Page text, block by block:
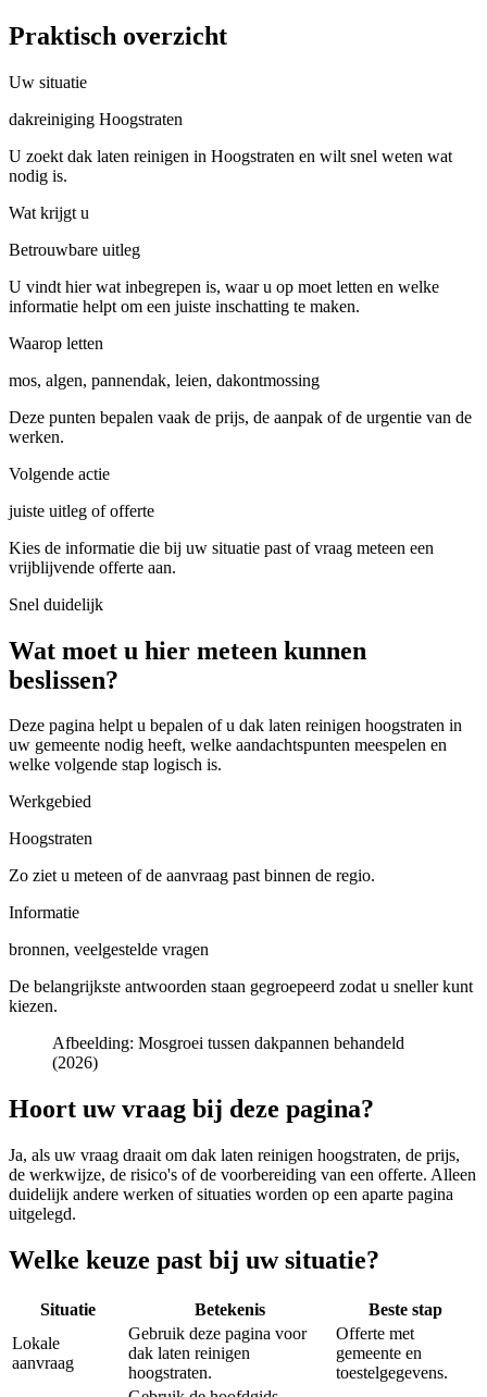
Praktisch overzicht
Uw situatie
dakreiniging Hoogstraten
U zoekt dak laten reinigen in Hoogstraten en wilt snel weten wat
nodig is.
Wat krijgt u
Betrouwbare uitleg
U vindt hier wat inbegrepen is, waar u op moet letten en welke
informatie helpt om een juiste inschatting te maken.
Waarop letten
mos, algen, pannendak, leien, dakontmossing
Deze punten bepalen vaak de prijs, de aanpak of de urgentie van de
werken.
Volgende actie
juiste uitleg of offerte
Kies de informatie die bij uw situatie past of vraag meteen een
vrijblijvende offerte aan.
Snel duidelijk
Wat moet u hier meteen kunnen
beslissen?
Deze pagina helpt u bepalen of u dak laten reinigen hoogstraten in
uw gemeente nodig heeft, welke aandachtspunten meespelen en
welke volgende stap logisch is.
Werkgebied
Hoogstraten
Zo ziet u meteen of de aanvraag past binnen de regio.
Informatie
bronnen, veelgestelde vragen
De belangrijkste antwoorden staan gegroepeerd zodat u sneller kunt
kiezen.
Afbeelding: Mosgroei tussen dakpannen behandeld
(2026)
Hoort uw vraag bij deze pagina?
Ja, als uw vraag draait om dak laten reinigen hoogstraten, de prijs,
de werkwijze, de risico's of de voorbereiding van een offerte. Alleen
duidelijk andere werken of situaties worden op een aparte pagina
uitgelegd.
Welke keuze past bij uw situatie?
Situatie Betekenis
Beste stap
Lokale
aanvraag
Gebruik deze pagina voor
dak laten reinigen
hoogstraten.
Offerte met
gemeente en
toestelgegevens.